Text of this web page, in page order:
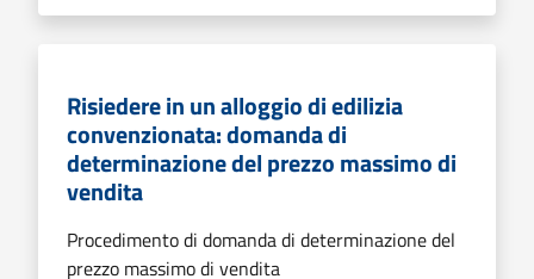
Risiedere in un alloggio di edilizia
convenzionata: domanda di
determinazione del prezzo massimo di
vendita
Procedimento di domanda di determinazione del
prezzo massimo di vendita